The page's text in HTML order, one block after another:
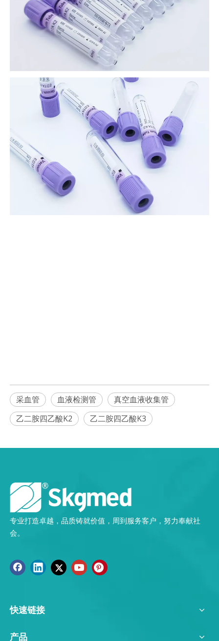
采血管 血液检测管
真空血液收集管
乙二胺四乙酸K2
乙二胺四乙酸K3
专业打造卓越，品质铸就价值，周到服务客户，努力奉献社
会。
快速链接
产品